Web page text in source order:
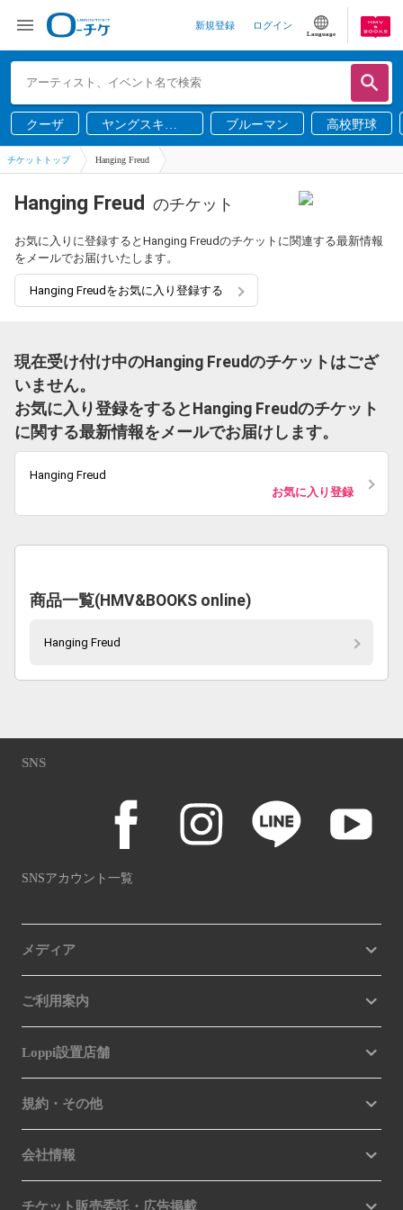
新規登録 ログイン
Language
クーザ
ヤングスキニ
ー
ブルーマン 高校野球
チケットトップ Hanging Freud
Hanging Freud のチケット
お気に入りに登録するとHanging Freudのチケットに関連する最新情報
をメールでお届けいたします。
Hanging Freudをお気に入り登録する
現在受け付け中のHanging Freudのチケットはござ
いません。
お気に入り登録をするとHanging Freudのチケット
に関する最新情報をメールでお届けします。
Hanging Freud
お気に入り登録
商品一覧(HMV&BOOKS online)
Hanging Freud
SNS
SNSアカウント一覧
メディア
ご利用案内
Loppi設置店舗
規約・その他
会社情報
チケット販売委託・広告掲載